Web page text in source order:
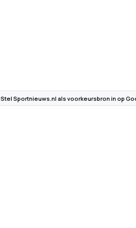
Stel Sportnieuws.nl als voorkeursbron in op